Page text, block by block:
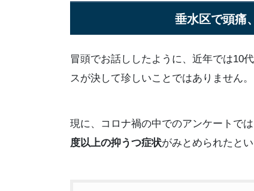
垂水区で頭痛
冒頭でお話ししたように、近年では10
スが決して珍しいことではありません。
現に、コロナ禍の中でのアンケートでは
度以上の抑うつ症状がみとめられたと